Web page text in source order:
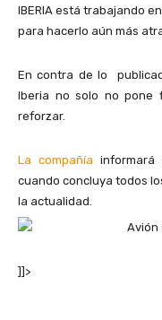
IBERIA está trabajando
para hacerlo aún más
En contra de lo
Iberia no solo no pone
reforzar.
La compañía informará
cuando concluya todos
la actualidad.
]]>